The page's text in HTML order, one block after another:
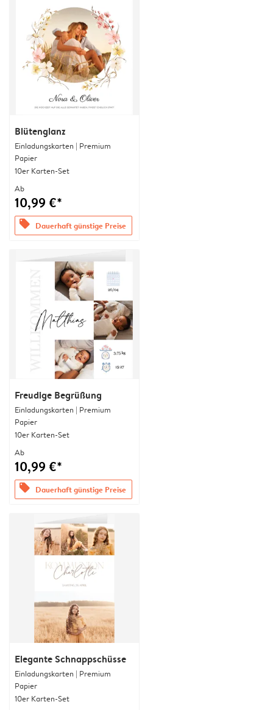
Blütenglanz
Einladungskarten | Premium
Papier
10er Karten-Set
Ab
10,99 €*
offers Dauerhaft günstige Preise
Freudige Begrüßung
Einladungskarten | Premium
Papier
10er Karten-Set
Ab
10,99 €*
offers Dauerhaft günstige Preise
Elegante Schnappschüsse
Einladungskarten | Premium
Papier
10er Karten-Set